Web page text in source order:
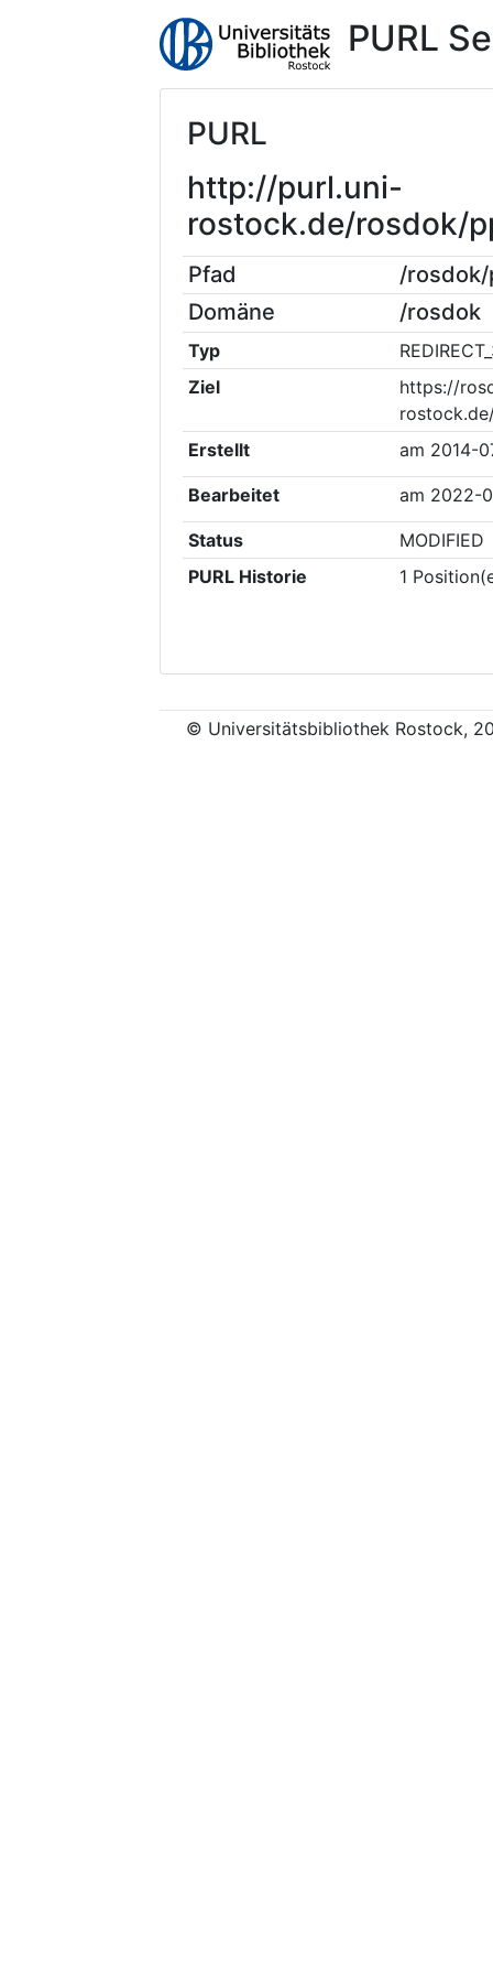
PURL
PURL
http://purl.uni-
rostock.de/rosdok/
Pfad
/
Domäne
/rosdok
Typ
Ziel
https://
Erstellt
am 2014-
Bearbeitet am 2022-
Status
MODIFIED
PURL Historie
1
© Universitätsbibliothek Rostock,